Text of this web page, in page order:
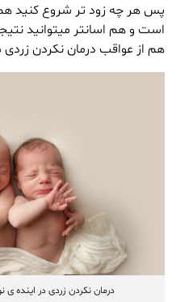
پس هر چه زود تر شروع کنید
است و هم اسانتر میتوانید
هم از عواقب درمان نکردن
درمان نکردن زردی در اینده ی